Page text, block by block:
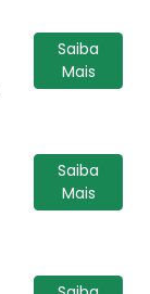
Saiba
Mais
Saiba
Mais